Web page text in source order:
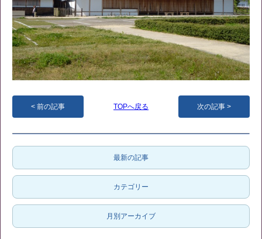
前の記事 TOPへ戻る 次の記事
最新の記事
カテゴリー
月別アーカイブ